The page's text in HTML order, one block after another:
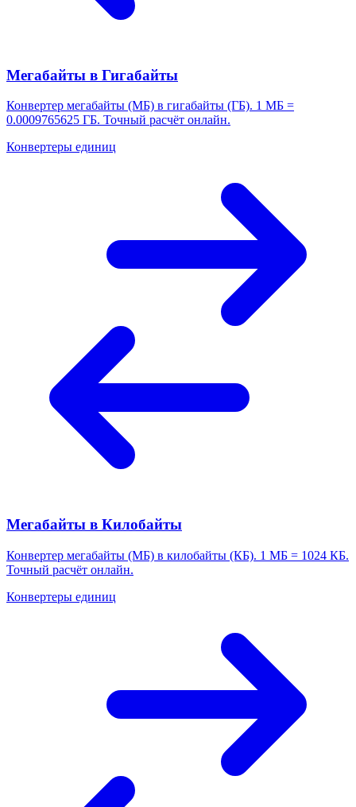
Мегабайты в Гигабайты
Конвертер мегабайты (МБ) в гигабайты (ГБ). 1 МБ =
0.0009765625 ГБ. Точный расчёт онлайн.
Конвертеры единиц
Мегабайты в Килобайты
Конвертер мегабайты (МБ) в килобайты (КБ). 1 МБ = 1024 КБ.
Точный расчёт онлайн.
Конвертеры единиц